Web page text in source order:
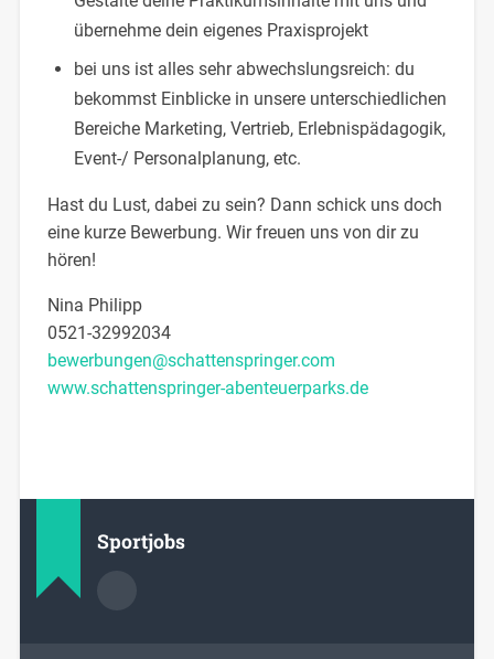
übernehme dein eigenes Praxisprojekt
bei uns ist alles sehr abwechslungsreich: du
bekommst Einblicke in unsere unterschiedlichen
Bereiche Marketing, Vertrieb, Erlebnispädagogik,
Event-/ Personalplanung, etc.
Hast du Lust, dabei zu sein? Dann schick uns doch
eine kurze Bewerbung. Wir freuen uns von dir zu
hören!
Nina Philipp
0521-32992034
bewerbungen@schattenspringer.com
www.schattenspringer-abenteuerparks.de
Sportjobs